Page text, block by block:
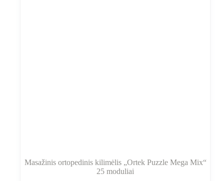
Masažinis ortopedinis kilimėlis „Ortek Puzzle Mega Mix“
25 moduliai